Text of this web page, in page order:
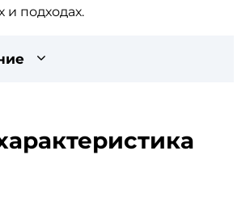
и подходах.